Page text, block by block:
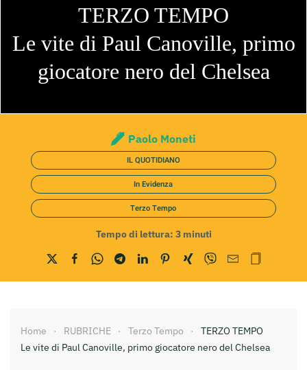
TERZO TEMPO
Le vite di Paul Canoville, primo
giocatore nero del Chelsea
Paolo Moneti
IL QUOTIDIANO
In Evidenza
Terzo Tempo
Tempo di lettura: 3 minuti
Home RUBRICHE Terzo Tempo
TERZO TEMPO
Le vite di Paul Canoville, primo giocatore nero del Chelsea